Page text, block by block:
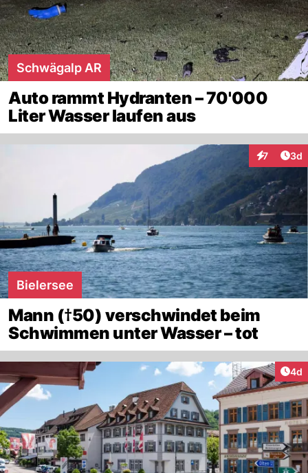
Schwägalp AR
Auto rammt Hydranten – 70'000
Liter Wasser laufen aus
7 3d
Bielersee
Mann (†50) verschwindet beim
Schwimmen unter Wasser – tot
4d